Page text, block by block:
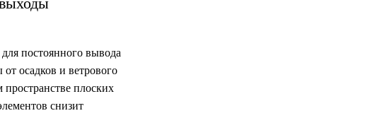
постоянного вывода
осадков и ветрового
плоских
снизит